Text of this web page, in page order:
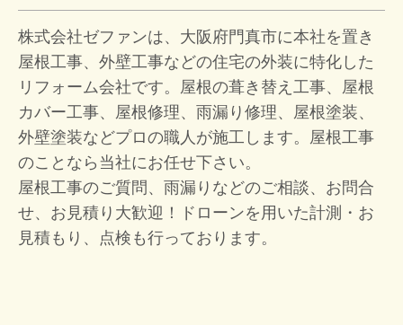
株式会社ゼファンは、大阪府門真市に本社を置き
屋根工事、外壁工事などの住宅の外装に特化した
リフォーム会社です。屋根の葺き替え工事、屋根
カバー工事、屋根修理、雨漏り修理、屋根塗装、
外壁塗装などプロの職人が施工します。屋根工事
のことなら当社にお任せ下さい。
屋根工事のご質問、雨漏りなどのご相談、お問合
せ、お見積り大歓迎！
ドローンを用いた計測・お
見積もり、点検も行っております。